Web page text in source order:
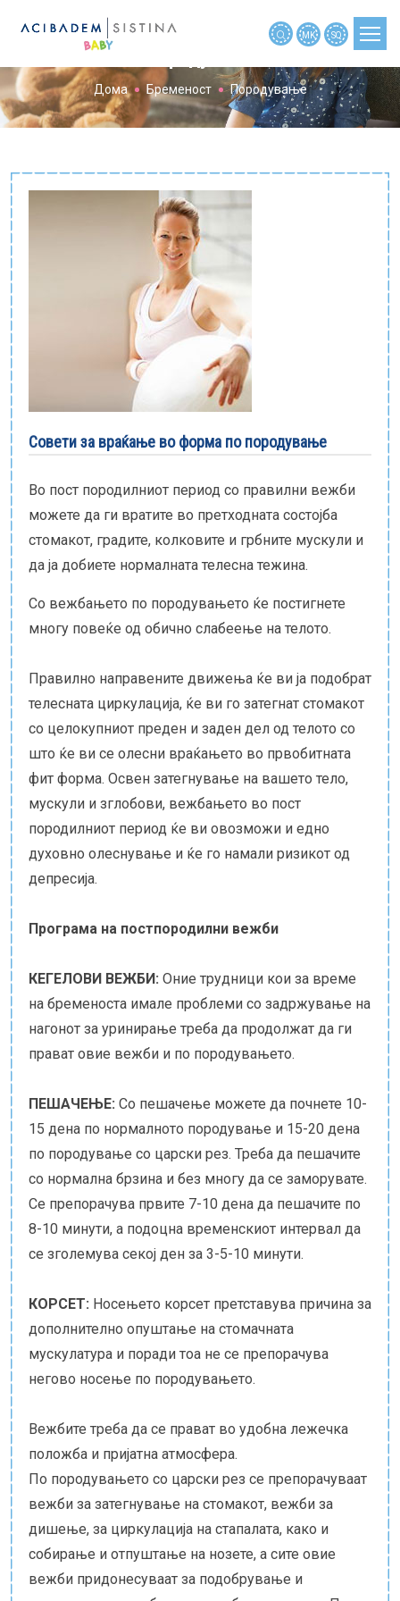
ПЛАНИРАЊЕ БРЕМЕНОСТ
БРЕМЕНОСТ ПО НЕДЕЛИ
БЕБЕ
ДЕТЕ
АЛАТКИ
НОВОСТИ
МАЈКИТЕ РАСКАЖАА
МАЈКИТЕ ПРАШАА
Пакети за породување
MK SQ
Дома Бременост Породување
Совети за враќање во форма по породување
Во пост породилниот период со правилни вежби
можете да ги вратите во претходната состојба
стомакот, градите, колковите и грбните мускули и
да ја добиете нормалната телесна тежина.
Со вежбањето по породувањето ќе постигнете
многу повеќе од обично слабеење на телото.
Правилно направените движења ќе ви ја подобрат
телесната циркулација, ќе ви го затегнат стомакот
со целокупниот преден и заден дел од телото со
што ќе ви се олесни враќањето во првобитната
фит форма. Освен затегнување на вашето тело,
мускули и зглобови, вежбањето во пост
породилниот период ќе ви овозможи и едно
духовно олеснување и ќе го намали ризикот од
депресија.
Програма на постпородилни вежби
КЕГЕЛОВИ ВЕЖБИ: Оние трудници кои за време
на бременоста имале проблеми со задржување на
нагонот за уринирање треба да продолжат да ги
прават овие вежби и по породувањето.
ПЕШАЧЕЊЕ: Со пешачење можете да почнете 10-
15 дена по нормалното породување и 15-20 дена
по породување со царски рез. Треба да пешачите
со нормална брзина и без многу да се заморувате.
Се препорачува првите 7-10 дена да пешачите по
8-10 минути, а подоцна временскиот интервал да
се зголемува секој ден за 3-5-10 минути.
КОРСЕТ: Носењето корсет претставува причина за
дополнително опуштање на стомачната
мускулатура и поради тоа не се препорачува
негово носење по породувањето.
Вежбите треба да се прават во удобна лежечка
положба и пријатна атмосфера.
По породувањето со царски рез се препорачуваат
вежби за затегнување на стомакот, вежби за
дишење, за циркулација на стапалата, како и
собирање и отпуштање на нозете, а сите овие
вежби придонесуваат за подобрување и